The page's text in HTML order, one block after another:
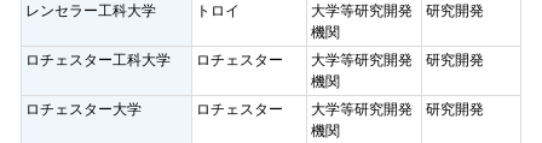
レンセラー工科大学 トロイ
大学等研究開発
機関
研究開発
ロチェスター工科大学 ロチェスター
大学等研究開発
機関
研究開発
ロチェスター大学 ロチェスター
大学等研究開発
機関
研究開発